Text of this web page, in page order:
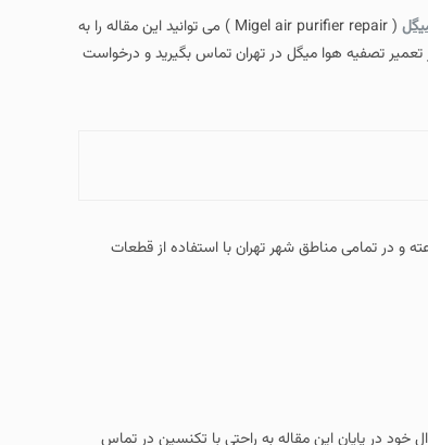
( Migel air purifier repair ) می توانید این مقاله را به
تصفیه هوا میگل در تهران تماس بگیرید و درخواست
در مراکز پیشتاز سرویس توسط تیم تعمیرکاران مجرب و متخصص به صورت 24 ساعته و در تمامی مناطق شهر تهران با استفاده از قطعات
خود در پایان این مقاله به راحتی با تکنسین در تماس